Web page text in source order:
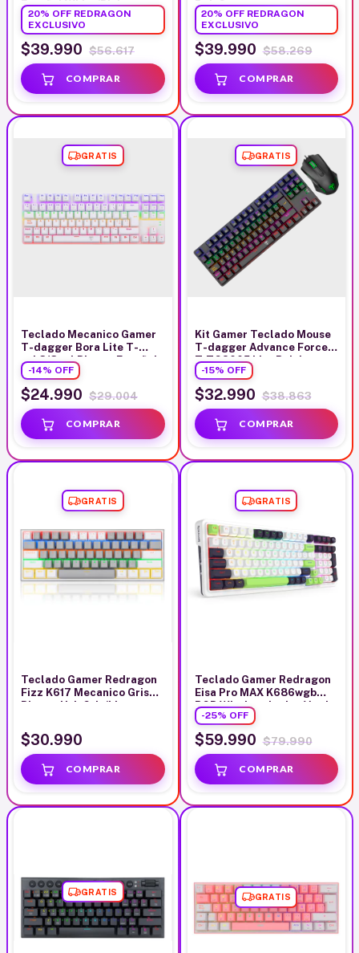
Español White/Pink
20% OFF REDRAGON
EXCLUSIVO
$39.990 $56.617
Rgb Grey
20% OFF REDRAGON
EXCLUSIVO
$39.990 $58.269
GRATIS
Teclado Mecanico Gamer
T-dagger Bora Lite T-
tgk313w-l Blanco Español
Latinoamérica
-14% OFF
$24.990 $29.004
GRATIS
Kit Gamer Teclado Mouse
T-dagger Advance Force
T-TGS005 Lite Rainbow
Negro
-15% OFF
$32.990 $38.863
GRATIS
Teclado Gamer Redragon
Fizz K617 Mecanico Gris
Blanco Usb Gris/blanco
$30.990
GRATIS
Teclado Gamer Redragon
Eisa Pro MAX K686wgb
RGB Wireless Ingles Verde
Blanco
-25% OFF
$59.990 $79.990
GRATIS
GRATIS